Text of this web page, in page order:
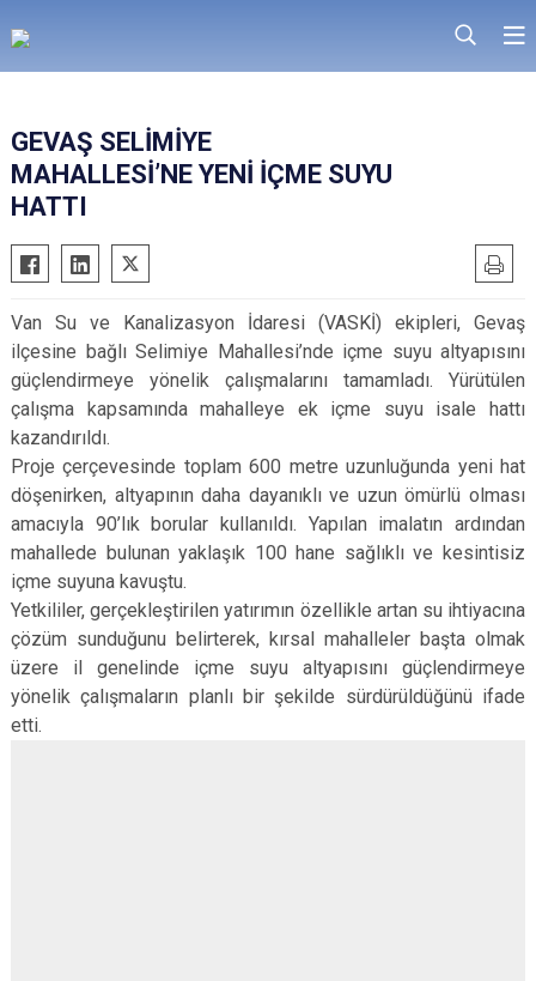
GEVAŞ SELİMİYE
MAHALLESİ’NE YENİ İÇME SUYU
HATTI
Van Su ve Kanalizasyon İdaresi (VASKİ) ekipleri, Gevaş
ilçesine bağlı Selimiye Mahallesi’nde içme suyu altyapısını
güçlendirmeye yönelik çalışmalarını tamamladı. Yürütülen
çalışma kapsamında mahalleye ek içme suyu isale hattı
kazandırıldı.
Proje çerçevesinde toplam 600 metre uzunluğunda yeni hat
döşenirken, altyapının daha dayanıklı ve uzun ömürlü olması
amacıyla 90’lık borular kullanıldı. Yapılan imalatın ardından
mahallede bulunan yaklaşık 100 hane sağlıklı ve kesintisiz
içme suyuna kavuştu.
Yetkililer, gerçekleştirilen yatırımın özellikle artan su ihtiyacına
çözüm sunduğunu belirterek, kırsal mahalleler başta olmak
üzere il genelinde içme suyu altyapısını güçlendirmeye
yönelik çalışmaların planlı bir şekilde sürdürüldüğünü ifade
etti.